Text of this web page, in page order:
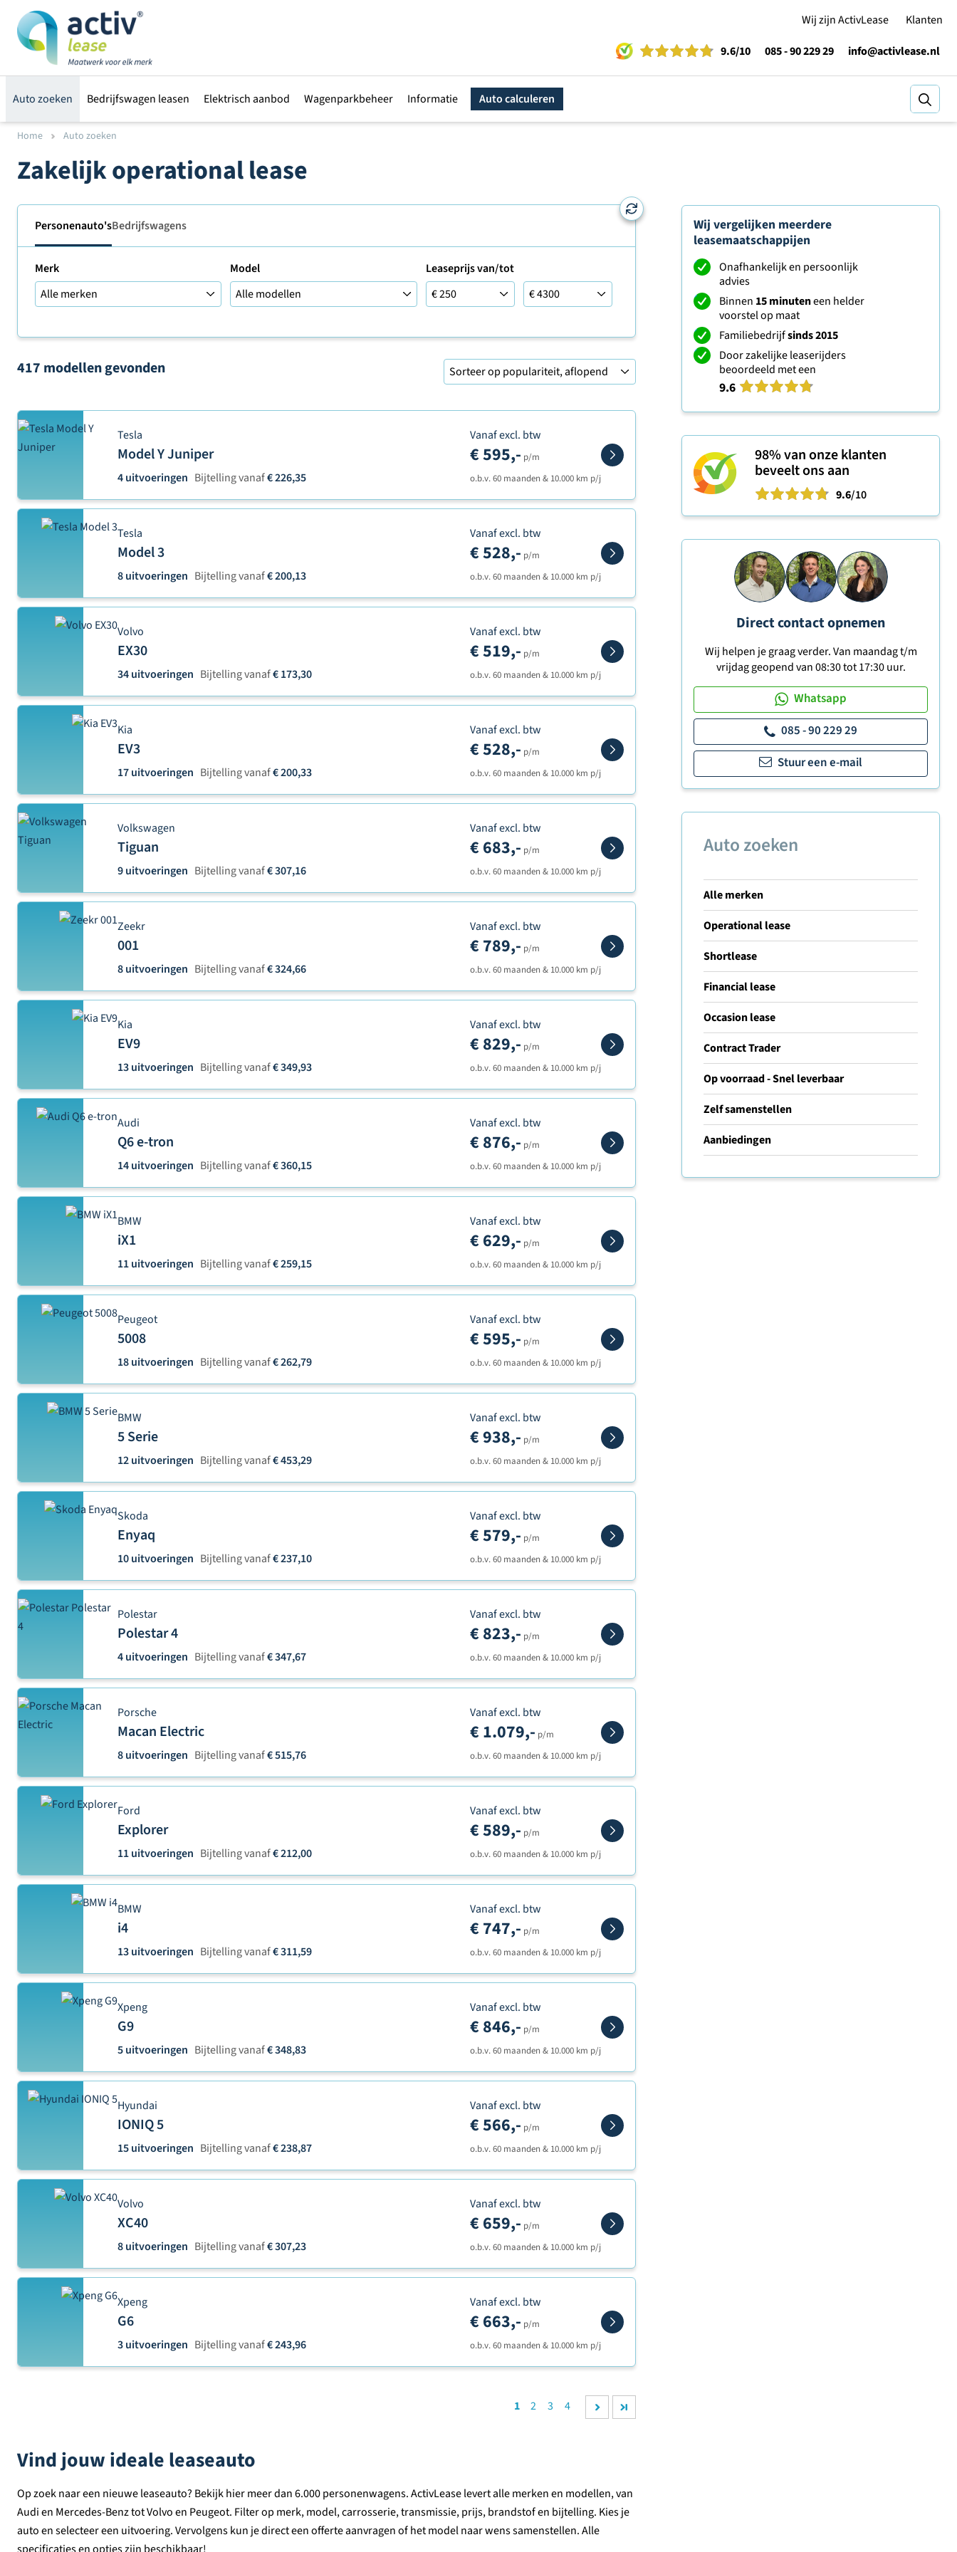
Wij zijn ActivLease
Klanten
9.6/10 085 - 90 229 29 info@activlease.nl
Auto zoeken Bedrijfswagen leasen Elektrisch aanbod Wagenparkbeheer Informatie Auto calculeren
Home Auto zoeken
Zakelijk operational lease
Personenauto'sBedrijfswagens
Merk Model
Leaseprijs van/tot
Leaseprijs van/tot
417 modellengevonden
Tesla
Model Y Juniper
4 uitvoeringen Bijtelling vanaf€ 226,35
Vanaf excl. btw
€ 595,- p/m
o.b.v. 60 maanden & 10.000 km p/j
Tesla
Model 3
8 uitvoeringen Bijtelling vanaf€ 200,13
Vanaf excl. btw
€ 528,- p/m
o.b.v. 60 maanden & 10.000 km p/j
Volvo
EX30
34 uitvoeringen Bijtelling vanaf€ 173,30
Vanaf excl. btw
€ 519,- p/m
o.b.v. 60 maanden & 10.000 km p/j
Kia
EV3
17 uitvoeringen Bijtelling vanaf€ 200,33
Vanaf excl. btw
€ 528,- p/m
o.b.v. 60 maanden & 10.000 km p/j
Volkswagen
Tiguan
9 uitvoeringen Bijtelling vanaf€ 307,16
Vanaf excl. btw
€ 683,- p/m
o.b.v. 60 maanden & 10.000 km p/j
Zeekr
001
8 uitvoeringen Bijtelling vanaf€ 324,66
Vanaf excl. btw
€ 789,- p/m
o.b.v. 60 maanden & 10.000 km p/j
Kia
EV9
13 uitvoeringen Bijtelling vanaf€ 349,93
Vanaf excl. btw
€ 829,- p/m
o.b.v. 60 maanden & 10.000 km p/j
Audi
Q6 e-tron
14 uitvoeringen Bijtelling vanaf€ 360,15
Vanaf excl. btw
€ 876,- p/m
o.b.v. 60 maanden & 10.000 km p/j
BMW
iX1
11 uitvoeringen Bijtelling vanaf€ 259,15
Vanaf excl. btw
€ 629,- p/m
o.b.v. 60 maanden & 10.000 km p/j
Peugeot
5008
18 uitvoeringen Bijtelling vanaf€ 262,79
Vanaf excl. btw
€ 595,- p/m
o.b.v. 60 maanden & 10.000 km p/j
BMW
5 Serie
12 uitvoeringen Bijtelling vanaf€ 453,29
Vanaf excl. btw
€ 938,- p/m
o.b.v. 60 maanden & 10.000 km p/j
Skoda
Enyaq
10 uitvoeringen Bijtelling vanaf€ 237,10
Vanaf excl. btw
€ 579,- p/m
o.b.v. 60 maanden & 10.000 km p/j
Polestar
Polestar 4
4 uitvoeringen Bijtelling vanaf€ 347,67
Vanaf excl. btw
€ 823,- p/m
o.b.v. 60 maanden & 10.000 km p/j
Porsche
Macan Electric
8 uitvoeringen Bijtelling vanaf€ 515,76
Vanaf excl. btw
€ 1.079,- p/m
o.b.v. 60 maanden & 10.000 km p/j
Ford
Explorer
11 uitvoeringen Bijtelling vanaf€ 212,00
Vanaf excl. btw
€ 589,- p/m
o.b.v. 60 maanden & 10.000 km p/j
BMW
i4
13 uitvoeringen Bijtelling vanaf€ 311,59
Vanaf excl. btw
€ 747,- p/m
o.b.v. 60 maanden & 10.000 km p/j
Xpeng
G9
5 uitvoeringen Bijtelling vanaf€ 348,83
Vanaf excl. btw
€ 846,- p/m
o.b.v. 60 maanden & 10.000 km p/j
Hyundai
IONIQ 5
15 uitvoeringen Bijtelling vanaf€ 238,87
Vanaf excl. btw
€ 566,- p/m
o.b.v. 60 maanden & 10.000 km p/j
Volvo
XC40
8 uitvoeringen Bijtelling vanaf€ 307,23
Vanaf excl. btw
€ 659,- p/m
o.b.v. 60 maanden & 10.000 km p/j
Xpeng
G6
3 uitvoeringen Bijtelling vanaf€ 243,96
Vanaf excl. btw
€ 663,- p/m
o.b.v. 60 maanden & 10.000 km p/j
1 2 3 4
Vind jouw ideale leaseauto
Op zoek naar een nieuwe leaseauto? Bekijk hier meer dan 6.000 personenwagens. ActivLease levert alle merken en modellen, van
Audi en Mercedes-Benz tot Volvo en Peugeot. Filter op merk, model, carrosserie, transmissie, prijs, brandstof en bijtelling. Kies je
auto en selecteer een uitvoering. Vervolgens kun je direct een offerte aanvragen of het model naar wens samenstellen. Alle
Wij vergelijken meerdere
leasemaatschappijen
Onafhankelijk en persoonlijk
advies
Binnen 15 minuteneen helder
voorstel op maat
Familiebedrijfsinds 2015
Door zakelijke leaserijders
beoordeeld met een
9.6
98%van onze klanten
beveelt ons aan
9.6/10
Direct contact opnemen
Wij helpen je graag verder. Van maandag t/m
vrijdag geopend van 08:30 tot 17:30 uur.
Whatsapp
085 - 90 229 29
Stuur een e-mail
Auto zoeken
Alle merken
Operational lease
Shortlease
Financial lease
Occasion lease
Contract Trader
Op voorraad - Snel leverbaar
Zelf samenstellen
Aanbiedingen